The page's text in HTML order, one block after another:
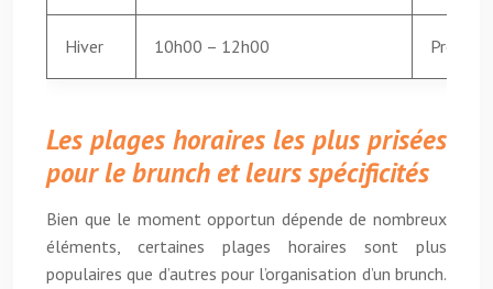
Hiver 10h00 – 12h00 Profiter
Les plages horaires les plus prisées
pour le brunch et leurs spécificités
Bien que le moment opportun dépende de nombreux
éléments, certaines plages horaires sont plus
populaires que d’autres pour l’organisation d’un brunch.